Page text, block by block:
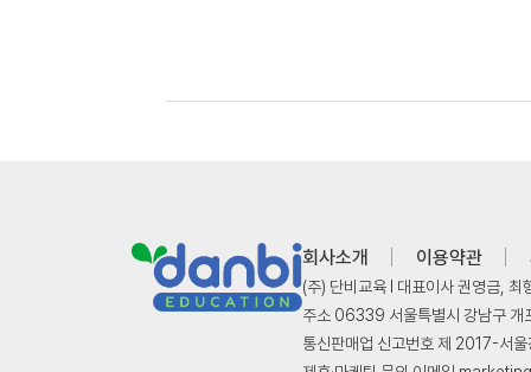
회사소개 이용약관
(주) 단비교육 l 대표이사 권영금, 최
주소 06339 서울특별시 강남구
통신판매업 신고번호 제 2017-